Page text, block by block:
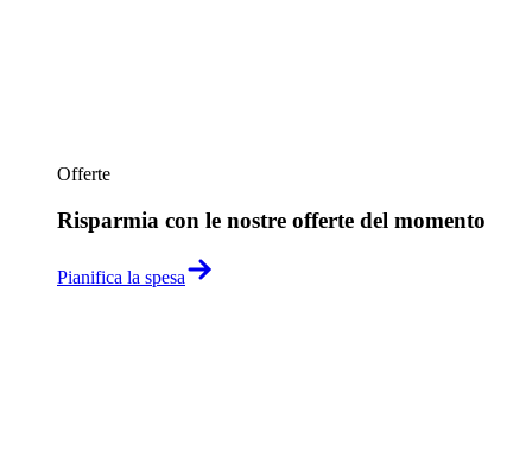
Offerte
Risparmia con le nostre offerte del momento
Pianifica la spesa